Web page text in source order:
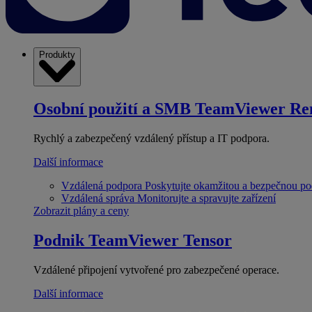
Produkty
Osobní použití a SMB TeamViewer
Rychlý a zabezpečený vzdálený přístup a IT podpora.
Další informace
Vzdálená podpora Poskytujte okamžitou a bezpečnou
Vzdálená správa Monitorujte a spravujte zařízení
Zobrazit plány a ceny
Podnik TeamViewer Tensor
Vzdálené připojení vytvořené pro zabezpečené operace.
Další informace